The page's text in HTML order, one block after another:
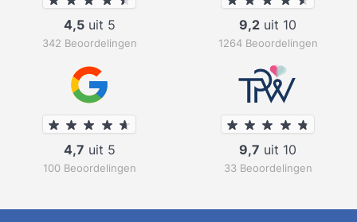
4,5uit 5
342 Beoordelingen
9,2 uit 10
1264 Beoordelingen
4,7 uit 5
100 Beoordelingen
9,7 uit 10
33 Beoordelingen